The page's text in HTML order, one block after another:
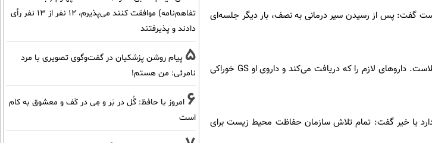
گفت: پس از رسیدن سیر درمانی به نصف، بار دیگر جلسه‌ای
او تاکید کرد: پلنگ دماوند به FIP یا کروناویروس گربه‌سانان مبتلاست. داروهای لازم را که دریافت می‌کند و داروی او GS خوراکی
دارد یا خیر گفت: تمام تلاش سازمان حفاظت محیط زیست برای
تفاهم‌نامه) موافقت کنند می‌پذیرم، 12 نفر از 13 نفر رأی
دادند و پذیرفتند
5 پیام روشن پزشکیان در گفت‌و‌گوی تصویری با مرد
نامرئی: من هستم!
6 امروز با حافظ: گُل در بَر و مِی در کَف و معشوق به کام
است